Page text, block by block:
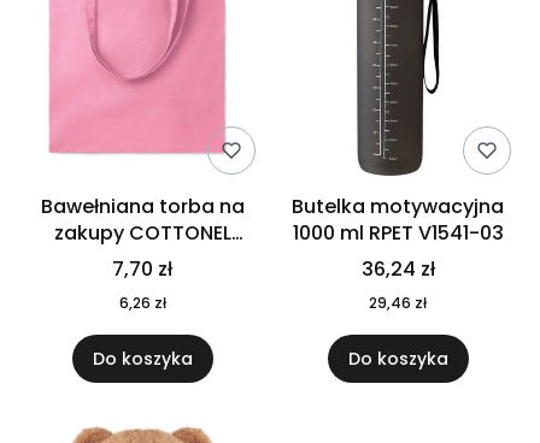
Bawełniana torba na
zakupy COTTONEL
COLOUR++ MO9846-11
7,70 zł
6,26 zł
Do koszyka
Butelka motywacyjna
1000 ml RPET V1541-03
36,24 zł
29,46 zł
Do koszyka